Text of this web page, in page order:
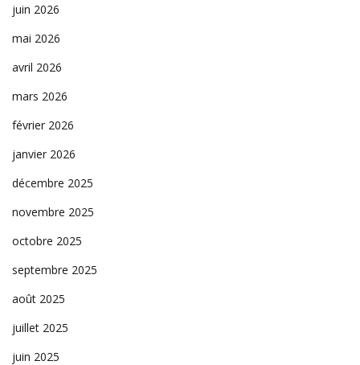
juin 2026
mai 2026
avril 2026
mars 2026
février 2026
janvier 2026
décembre 2025
novembre 2025
octobre 2025
septembre 2025
août 2025
juillet 2025
juin 2025